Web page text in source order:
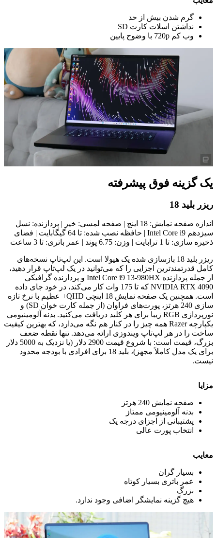
گرم شدن بیش از حد
نداشتن اسلات کارت SD
وب کم 720p با وضوح پایین
یک گزینه فوق پیشرفته
ریزر بلید 18
اندازه صفحه نمایش: 18 اینچ | صفحه لمسی: خیر | پردازنده: نسل
سیزدهم Intel Core i9 | حافظه نصب شده: تا 64 گیگابایت | فضای
ذخیره سازی: تا 1 ترابایت | وزن: 6.75 پوند | عمر باتری: تا 3 ساعت
ریزر بلید 18 بازسازی شده یک هیولا است. این لپ‌تاپ نسخه‌های
کامل قدرتمندترین اجزایی را که می‌توانید در یک لپ‌تاپ قرار دهید،
از جمله پردازنده Intel Core i9 13-980HX و پردازنده گرافیکی
NVIDIA RTX 4090 که تا 175 وات کار می‌کند، در خود جای داده
است. همچنین یک صفحه نمایش 18 اینچی QHD+ عظیم با نرخ تازه
سازی 240 هرتز، پورت‌های فراوان (از جمله کارت خوان SD) و
نورپردازی RGB زیبا برای هر کلید دریافت می‌کنید. بدنه آلومینیومی
یکپارچه Razer همه چیز را در کنار هم نگه می‌دارد، که بهترین کیفیت
ساخت را در هر لپ‌تاپ ویندوزی ارائه می‌دهد. تنها نقطه ضعف
بزرگ، قیمت است: با شروع قیمت 2900 دلار (یا نزدیک به 5000 دلار
برای یک مدل کاملاً مجهز)، بلید 18 برای افرادی با بودجه محدود
نیست.
مزایا
صفحه نمایش 240 هرتز
بدنه آلومینیومی ممتاز
پشتیبانی از اجزای درجه یک
انتخاب پورت عالی
معایب
بسیار گران
عمر باتری بسیار کوتاه
بزرگ
هیچ گزینه نمایشگر اضافی وجود ندارد.